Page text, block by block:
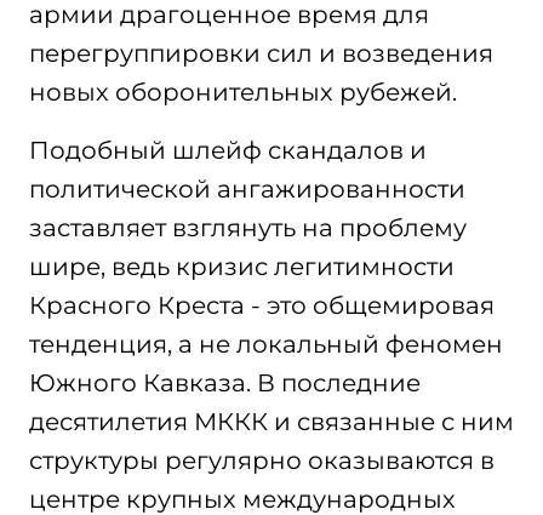
армии драгоценное время для
перегруппировки сил и возведения
новых оборонительных рубежей.
Подобный шлейф скандалов и
политической ангажированности
заставляет взглянуть на проблему
шире, ведь кризис легитимности
Красного Креста - это общемировая
тенденция, а не локальный феномен
Южного Кавказа. В последние
десятилетия МККК и связанные с ним
структуры регулярно оказываются в
центре крупных международных